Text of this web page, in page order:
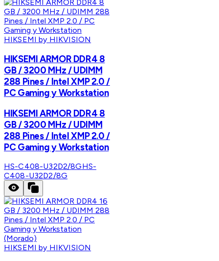
HIKSEMI by HIKVISION
HIKSEMI ARMOR DDR4 8
GB / 3200 MHz / UDIMM
288 Pines / Intel XMP 2.0 /
PC Gaming y Workstation
HIKSEMI ARMOR DDR4 8
GB / 3200 MHz / UDIMM
288 Pines / Intel XMP 2.0 /
PC Gaming y Workstation
HS-C408-U32D2/8GHS-
C408-U32D2/8G
HIKSEMI by HIKVISION